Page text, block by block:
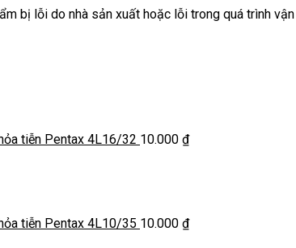
bị lỗi do nhà sản xuất hoặc lỗi trong quá trình
tiễn Pentax 4L16/32 10.000 ₫
tiễn Pentax 4L10/35 10.000 ₫